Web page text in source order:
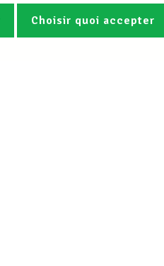
Choisir quoi accepter